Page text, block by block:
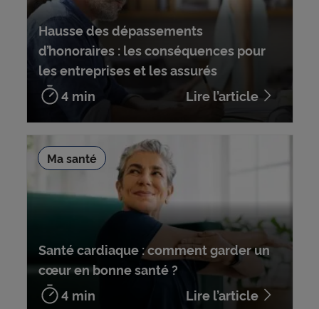
Hausse des dépassements
d’honoraires : les conséquences pour
les entreprises et les assurés
4 min
Lire l’article
Santé cardiaque : comment garder un
cœur en bonne santé ?
4 min
Lire l’article
Ma santé